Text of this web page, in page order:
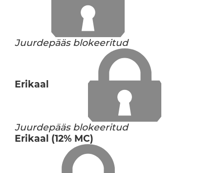
Juurdepääs blokeeritud
Erikaal
Juurdepääs blokeeritud
Erikaal (12% MC)